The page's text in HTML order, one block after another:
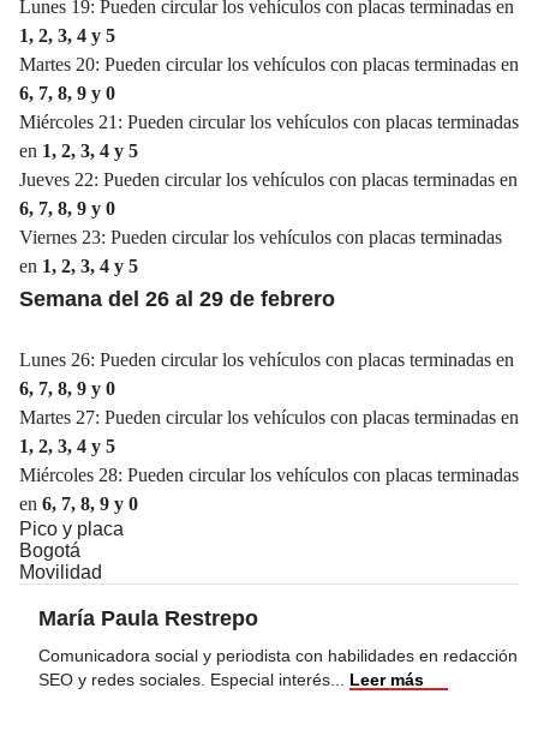
Lunes 19: Pueden circular los vehículos con placas terminadas en
1, 2, 3, 4 y 5
Martes 20: Pueden circular los vehículos con placas terminadas en
6, 7, 8, 9 y 0
Miércoles 21: Pueden circular los vehículos con placas terminadas
en 1, 2, 3, 4 y 5
Jueves 22: Pueden circular los vehículos con placas terminadas en
6, 7, 8, 9 y 0
Viernes 23: Pueden circular los vehículos con placas terminadas
en 1, 2, 3, 4 y 5
Semana del 26 al 29 de febrero
Lunes 26: Pueden circular los vehículos con placas terminadas en
6, 7, 8, 9 y 0
Martes 27: Pueden circular los vehículos con placas terminadas en
1, 2, 3, 4 y 5
Miércoles 28: Pueden circular los vehículos con placas terminadas
en 6, 7, 8, 9 y 0
Pico y placa
Bogotá
Movilidad
María Paula Restrepo
Comunicadora social y periodista con habilidades en redacción
SEO y redes sociales. Especial interés
Leer más